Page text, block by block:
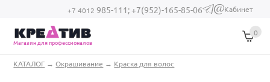
Перейти к основному содержанию
+7 4012 985-111;+7(952)-165-85-06
(link sends e-
Кабинет
Магазин для профессионалов
0
Вы здесь
КАТАЛОГ →Окрашивание → Краска для волос